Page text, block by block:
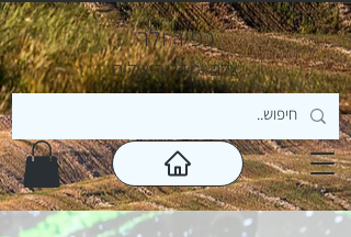
כפיר ולר
צלם ומדריך צילום